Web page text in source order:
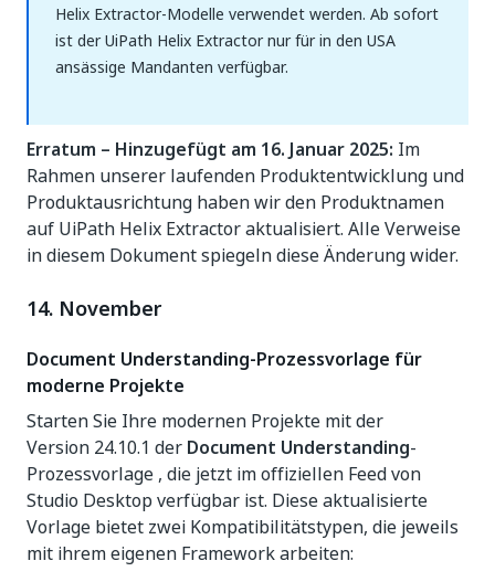
Helix Extractor-Modelle verwendet werden. Ab sofort
ist der UiPath Helix Extractor nur für in den USA
ansässige Mandanten verfügbar.
Erratum – Hinzugefügt am 16. Januar 2025: Im
Rahmen unserer laufenden Produktentwicklung und
Produktausrichtung haben wir den Produktnamen
auf UiPath Helix Extractor aktualisiert. Alle Verweise
in diesem Dokument spiegeln diese Änderung wider.
14. November
Document Understanding-Prozessvorlage für
moderne Projekte
Starten Sie Ihre modernen Projekte mit der
Version 24.10.1 der Document Understanding-
Prozessvorlage , die jetzt im offiziellen Feed von
Studio Desktop verfügbar ist. Diese aktualisierte
Vorlage bietet zwei Kompatibilitätstypen, die jeweils
mit ihrem eigenen Framework arbeiten: